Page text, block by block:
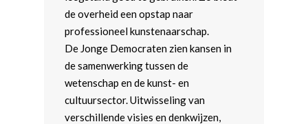
de overheid een opstap naar
professioneel kunstenaarschap.
De Jonge Democraten zien kansen in
de samenwerking tussen de
wetenschap en de kunst- en
cultuursector. Uitwisseling van
verschillende visies en denkwijzen,